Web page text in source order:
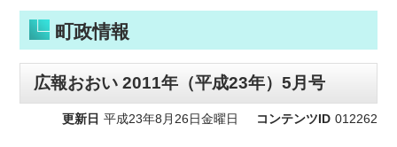
町政情報
広報おおい 2011年（平成23年）5月号
更新日 平成23年8月26日金曜日 コンテンツID 012262